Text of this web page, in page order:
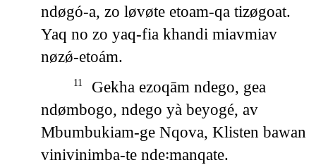
ndøgó-a, zo løvøte etoam-qa tizøgoat.
Yaq no zo yaq-fia khandi miavmiav
nøzǿ-etoám.
11
Gekha ezoqām ndego, gea
ndømbogo, ndego yà beyogé, av
Mbumbukiam-ge Nqova, Klisten bawan
vinivinimba-te nde꞉manqate.